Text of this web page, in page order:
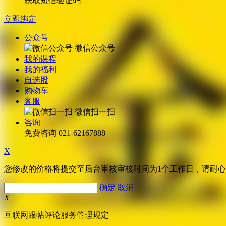
立即绑定
公众号
微信公众号
我的课程
我的福利
自选股
购物车
客服
微信扫一扫
咨询
免费咨询 021-62167888
X
您修改的价格将提交至后台审核审核时间为1个工作日，请耐
确定 取消
X
互联网跟帖评论服务管理规定